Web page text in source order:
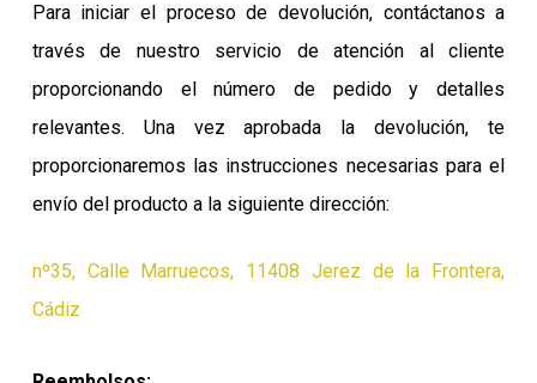
Para iniciar el proceso de devolución, contáctanos a
través de nuestro servicio de atención al cliente
proporcionando el número de pedido y detalles
relevantes. Una vez aprobada la devolución, te
proporcionaremos las instrucciones necesarias para el
envío del producto a la siguiente dirección:
nº35, Calle Marruecos, 11408 Jerez de la Frontera,
Cádiz